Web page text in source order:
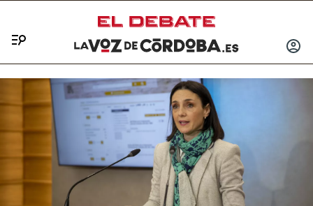
INICIAR